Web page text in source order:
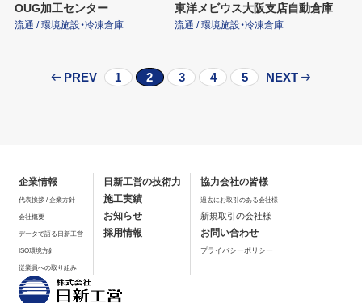
OUG加工センター
流通 / 環境施設・冷凍倉庫
東洋メビウス大阪支店自動倉庫
流通 / 環境施設・冷凍倉庫
PREV 1 2 3 4 5 NEXT
企業情報
代表挨拶 / 企業方針
会社概要
データで語る日新工営
ISO環境方針
従業員への取り組み
日新工営の技術力
施工実績
お知らせ
採用情報
協力会社の皆様
過去にお取引のある会社様
新規取引の会社様
お問い合わせ
プライバシーポリシー